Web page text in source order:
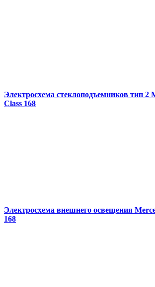
Электросхема стеклоподъемников тип 2
Class 168
Электросхема внешнего освещения
168